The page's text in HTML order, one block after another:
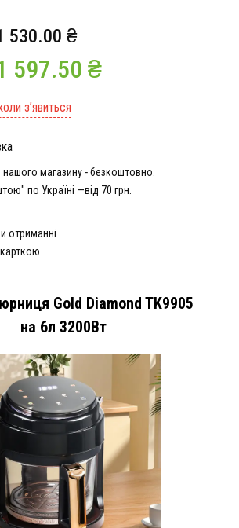
530.00 ₴
597.50 ₴
з’явиться
нашого магазину - безкоштовно.
по Україні —від 70 грн.
отриманні
Gold Diamond TK9905
на 6л 3200Вт